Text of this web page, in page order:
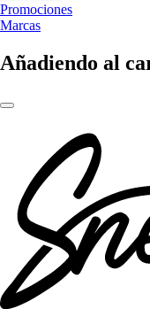
Promociones
Marcas
Añadiendo al